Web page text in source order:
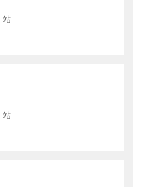
站
站